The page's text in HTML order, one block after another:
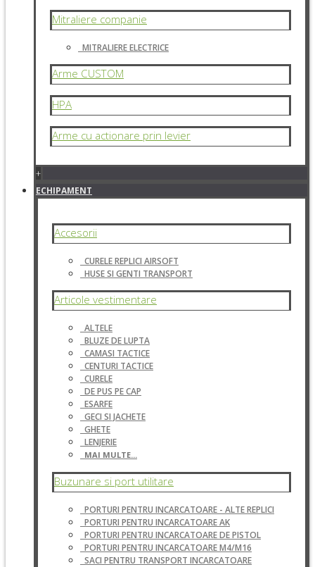
Mitraliere companie
MITRALIERE ELECTRICE
Arme CUSTOM
HPA
Arme cu actionare prin levier
+
ECHIPAMENT
Accesorii
CURELE REPLICI AIRSOFT
HUSE SI GENTI TRANSPORT
Articole vestimentare
ALTELE
BLUZE DE LUPTA
CAMASI TACTICE
CENTURI TACTICE
CURELE
DE PUS PE CAP
ESARFE
GECI SI JACHETE
GHETE
LENJERIE
MAI MULTE...
Buzunare si port utilitare
PORTURI PENTRU INCARCATOARE - ALTE REPLICI
PORTURI PENTRU INCARCATOARE AK
PORTURI PENTRU INCARCATOARE DE PISTOL
PORTURI PENTRU INCARCATOARE M4/M16
SACI PENTRU TRANSPORT INCARCATOARE